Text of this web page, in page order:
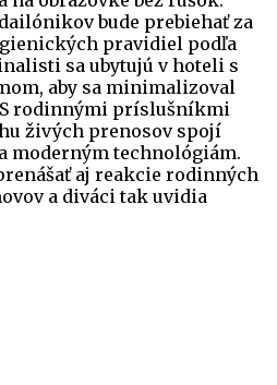
bude prebiehať za
pravidiel podľa
sa ubytujú v hoteli s
aby sa minimalizoval
rodinnými príslušníkmi
živých prenosov spojí
moderným technológiám.
aj reakcie rodinných
a diváci tak uvidia